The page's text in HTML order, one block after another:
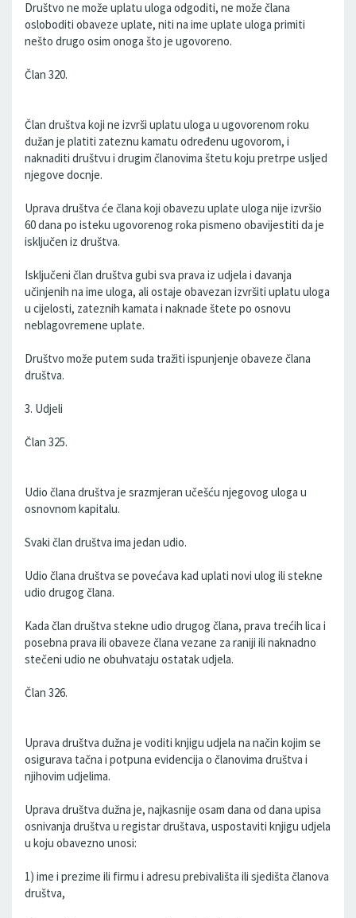
Društvo ne može uplatu uloga odgoditi, ne može člana
osloboditi obaveze uplate, niti na ime uplate uloga primiti
nešto drugo osim onoga što je ugovoreno.
Član 320.
Član društva koji ne izvrši uplatu uloga u ugovorenom roku
dužan je platiti zateznu kamatu određenu ugovorom, i
naknaditi društvu i drugim članovima štetu koju pretrpe usljed
njegove docnje.
Uprava društva će člana koji obavezu uplate uloga nije izvršio
60 dana po isteku ugovorenog roka pismeno obavijestiti da je
isključen iz društva.
Isključeni član društva gubi sva prava iz udjela i davanja
učinjenih na ime uloga, ali ostaje obavezan izvršiti uplatu uloga
u cijelosti, zateznih kamata i naknade štete po osnovu
neblagovremene uplate.
Društvo može putem suda tražiti ispunjenje obaveze člana
društva.
3. Udjeli
Član 325.
Udio člana društva je srazmjeran učešću njegovog uloga u
osnovnom kapitalu.
Svaki član društva ima jedan udio.
Udio člana društva se povećava kad uplati novi ulog ili stekne
udio drugog člana.
Kada član društva stekne udio drugog člana, prava trećih lica i
posebna prava ili obaveze člana vezane za raniji ili naknadno
stečeni udio ne obuhvataju ostatak udjela.
Član 326.
Uprava društva dužna je voditi knjigu udjela na način kojim se
osigurava tačna i potpuna evidencija o članovima društva i
njihovim udjelima.
Uprava društva dužna je, najkasnije osam dana od dana upisa
osnivanja društva u registar društava, uspostaviti knjigu udjela
u koju obavezno unosi:
1) ime i prezime ili firmu i adresu prebivališta ili sjedišta članova
društva,